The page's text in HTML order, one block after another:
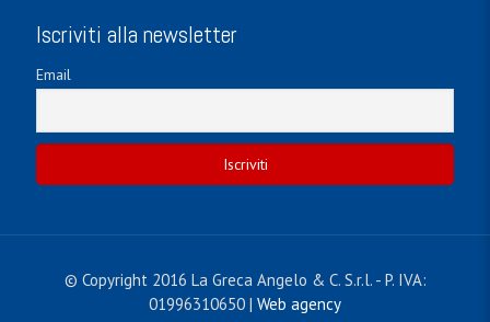
Iscriviti alla newsletter
Email
© Copyright 2016 La Greca Angelo & C. S.r.l. - P. IVA:
01996310650 | Web agency